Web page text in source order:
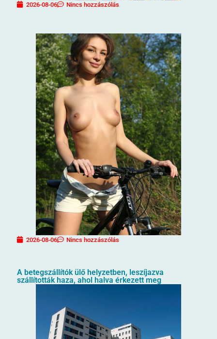
2026-08-06 Nincs hozzászólás
2026-08-06 Nincs hozzászólás
A betegszállítók ülő helyzetben, leszíjazva
szállították haza, ahol halva érkezett meg